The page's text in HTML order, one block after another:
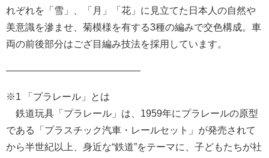
れぞれを「雪」、「月」「花」に見立てた日本人の自然や
美意識を滲ませ、菊模様を有する3種の編みで交色構成。車
両の前後部分はござ目編み技法を採用しています。
——————————————
※1 「プラレール」とは
鉄道玩具「プラレール」は、1959年にプラレールの原型
である「プラスチック汽車・レールセット」が発売されて
から半世紀以上、身近な“鉄道”をテーマに、子どもたちが社